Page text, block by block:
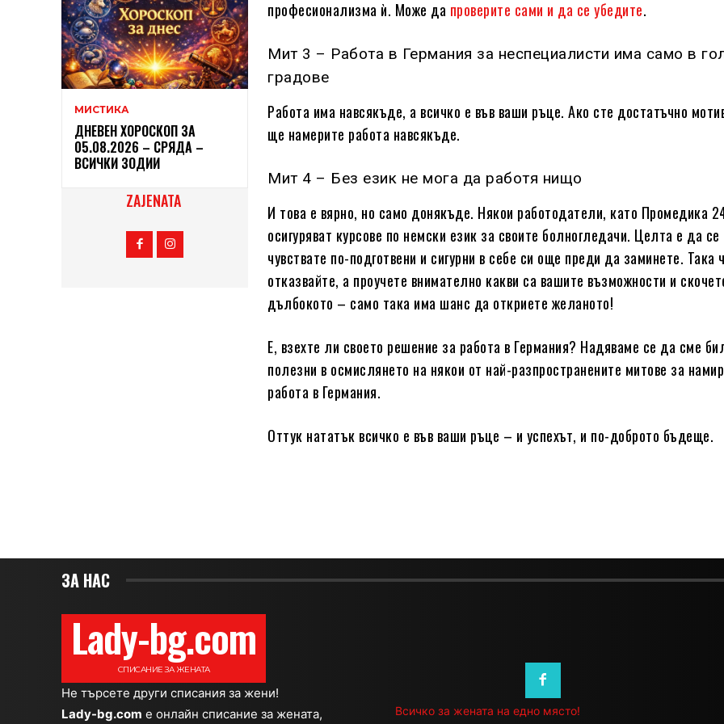
МИСТИКА
ДНЕВЕН ХОРОСКОП ЗА
05.08.2026 – СРЯДА –
ВСИЧКИ ЗОДИИ
ZAJENATA
професионализма ѝ. Може да проверите сами и да се убедите.
Мит 3 – Работа в Германия за неспециалисти има само в
градове
Работа има навсякъде, а всичко е във ваши ръце. Ако сте достатъчно
ще намерите работа навсякъде.
Мит 4 – Без език не мога да работя нищо
И това е вярно, но само донякъде. Някои работодатели, като Промедика
осигуряват курсове по немски език за своите болногледачи. Целта е да се
чувствате по-подготвени и сигурни в себе си още преди да заминете. Така
отказвайте, а проучете внимателно какви са вашите възможности и
дълбокото – само така има шанс да откриете желаното!
Е, взехте ли своето решение за работа в Германия? Надяваме се да сме
полезни в осмислянето на някои от най-разпространените митове за
работа в Германия.
Оттук нататък всичко е във ваши ръце – и успехът, и по-доброто бъдеще.
ЗА НАС
Lady-bg.com
СПИСАНИЕ ЗА ЖЕНАТА
Не търсете други списания за жени!
Lady-bg.com e онлайн списание за жената, Всичко за жената на едно място!